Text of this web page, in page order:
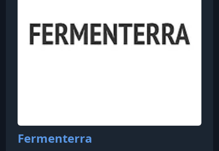
Fermenterra